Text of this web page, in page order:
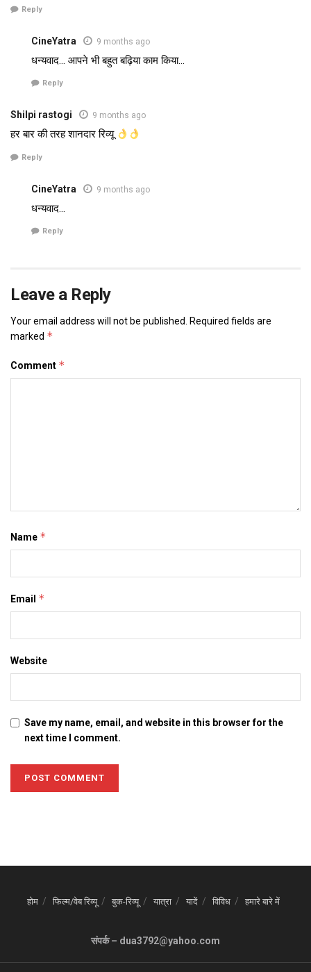
Reply
CineYatra 9 months ago
धन्यवाद… आपने भी बहुत बढ़िया काम किया…
Reply
Shilpi rastogi 9 months ago
हर बार की तरह शानदार रिव्यू
Reply
CineYatra 9 months ago
धन्यवाद…
Reply
Leave a Reply
Your email address will not be published. Required fields are
marked *
Comment *
Name *
Email *
Website
Save my name, email, and website in this browser for the
next time I comment.
होम फिल्म/वेब रिव्यू बुक-रिव्यू यात्रा यादें विविध हमारे बारे में
संपर्क – dua3792@yahoo.com